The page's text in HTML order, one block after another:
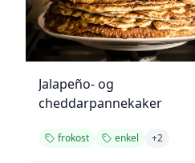
Jalapeño- og
cheddarpannekaker
frokost enkel +2